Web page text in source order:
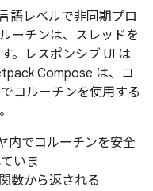
語レベルで非同期プロ
ーチンは、スレッドを
。レスポンシブ UI は
Compose は、コ
コルーチンを使用する
内でコルーチンを安全
いま
関数から返される